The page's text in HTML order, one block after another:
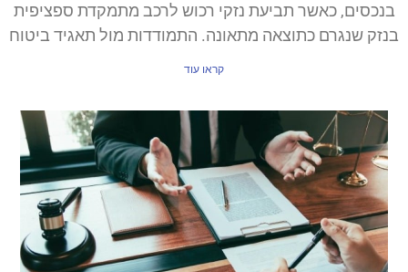
בנכסים, כאשר תביעת נזקי רכוש לרכב מתמקדת ספציפית
בנזק שנגרם כתוצאה מתאונה. התמודדות מול תאגיד ביטוח
קראו עוד